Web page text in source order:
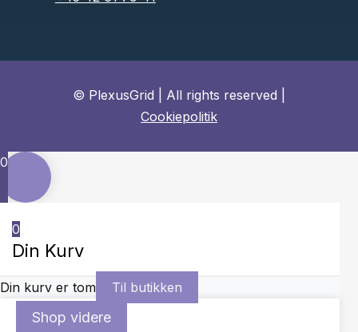
© PlexusGrid | All rights reserved |
Cookiepolitik
0
0
Din Kurv
Din kurv er tom Til butikken
Shop videre